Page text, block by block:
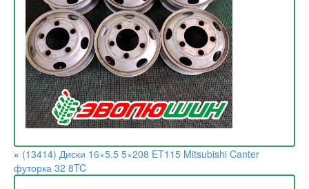
« (13414) Диски 16×5.5 5×208 ET115 Mitsubishi Canter
футорка 32 8TC